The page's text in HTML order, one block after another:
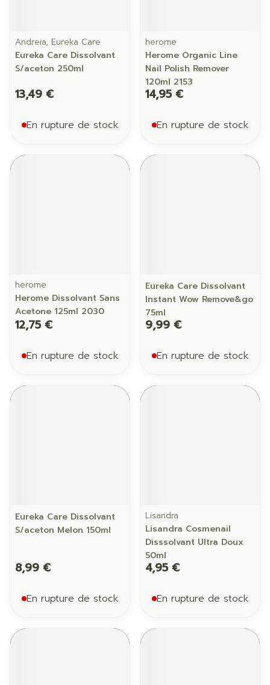
Andreia, Eureka Care
Eureka Care Dissolvant
S/aceton 250ml
13,49 €
En rupture de stock
herome
Herome Organic Line
Nail Polish Remover
120ml 2153
14,95 €
En rupture de stock
herome
Herome Dissolvant Sans
Acetone 125ml 2030
12,75 €
En rupture de stock
Eureka Care Dissolvant
Instant Wow Remove&go
75ml
9,99 €
En rupture de stock
Eureka Care Dissolvant
S/aceton Melon 150ml
8,99 €
En rupture de stock
Lisandra
Lisandra Cosmenail
Disssolvant Ultra Doux
50ml
4,95 €
En rupture de stock